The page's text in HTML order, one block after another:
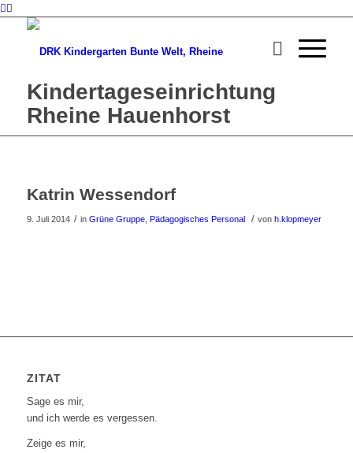
Kindertageseinrichtung
Rheine Hauenhorst
Katrin Wessendorf
9. Juli 2014 / in Grüne Gruppe, Pädagogisches Personal / von h.klopmeyer
ZITAT
Sage es mir,
und ich werde es vergessen.
Zeige es mir,